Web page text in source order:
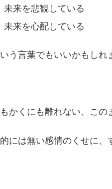
未来を悲観している
未来を心配している
う言葉でもいいかもしれ
かくにも離れない、この
には無い感情のくせに、